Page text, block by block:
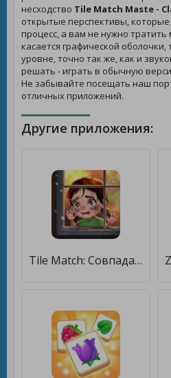
несходство Tile Match Maste -
открытые перспективы,
процесс, а вам не нужно
касается графической оболочки,
уровне, точно так же, как и
решать - играть в обычную
Не забывайте посещать наш
отличных приложений.
Другие приложения:
Tile Match: Совпадающие плитки [Бесплатные покупки]